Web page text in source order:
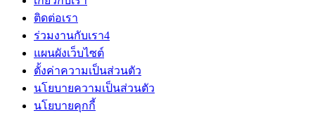
ติดต่อเรา
ร่วมงานกับเรา4
แผนผังเว็บไซต์
ตั้งค่าความเป็นส่วนตัว
นโยบายความเป็นส่วนตัว
นโยบายคุกกี้